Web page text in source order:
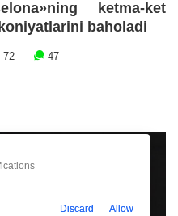
ketma-ket
baholadi
72 47
Discard Allow